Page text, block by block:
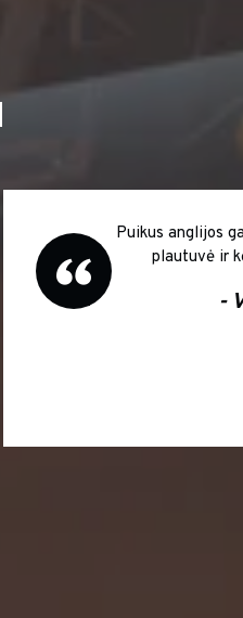
Puikus anglijos
plautuvė ir
-